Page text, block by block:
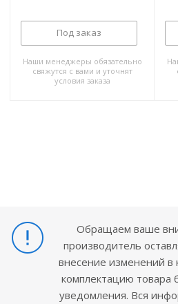
Под заказ
Наши менеджеры обязательно
свяжутся с вами и уточнят
условия заказа
Обращаем ваше
производитель
внесение изменений в
комплектацию товара
уведомления. Вся